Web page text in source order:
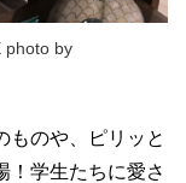
photo by
ものや、ピリッと
！学生たちに愛さ